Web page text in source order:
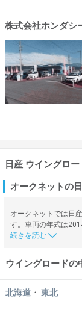
株式会社ホンダシ
日産 ウイングロ
オークネットの
オークネットでは日
す。車両の年式は
ウイングロードの
北海道 ・ 東北